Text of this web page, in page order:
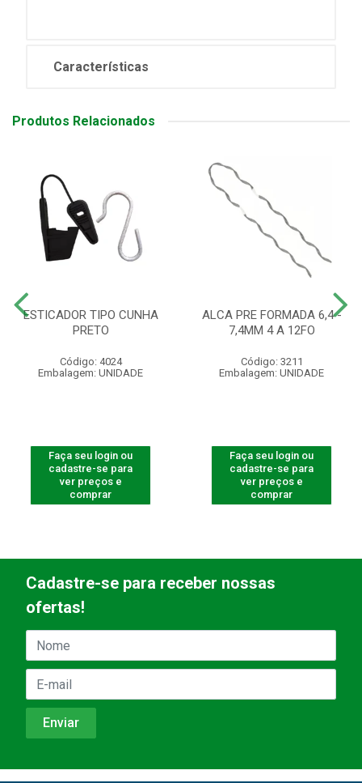
Características
Produtos Relacionados
ESTICADOR TIPO CUNHA
PRETO
Código: 4024
Embalagem: UNIDADE
Faça seu login ou
cadastre-se para
ver preços e
comprar
ALCA PRE FORMADA 6,4 -
7,4MM 4 A 12FO
Código: 3211
Embalagem: UNIDADE
Faça seu login ou
cadastre-se para
ver preços e
comprar
Cadastre-se para receber nossas
ofertas!